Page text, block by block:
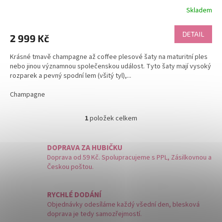
Skladem
2 999 Kč DETAIL
Krásné tmavě champagne až coffee plesové šaty na maturitní ples
nebo jinou významnou společenskou událost. Tyto šaty mají vysoký
rozparek a pevný spodní lem (všitý tyl),...
Champagne
O
l
á
d
r
v
1položek celkem
DOPRAVA ZA HUBIČKU
Doprava od 59 Kč. Spolupracujeme s PPL, Zásilkovnou a
Českou poštou.
RYCHLÉ DODÁNÍ
Objednávky odesíláme každý všední den, blesková
doprava je tedy samozřejmostí.